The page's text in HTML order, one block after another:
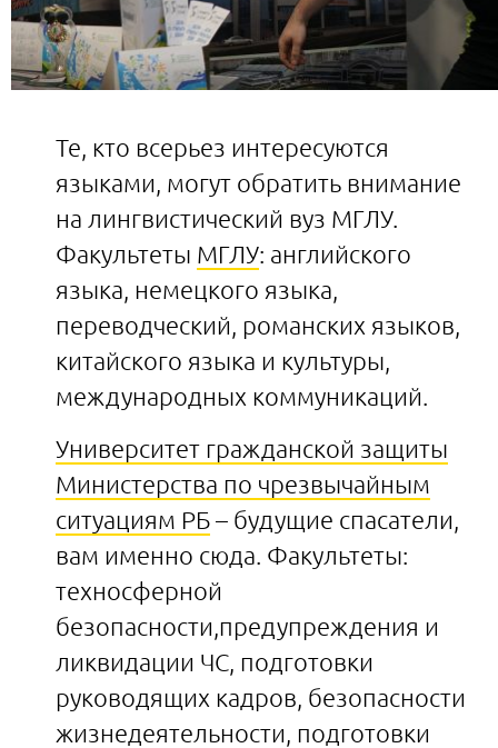
Те, кто всерьез интересуются
языками, могут обратить внимание
на лингвистический вуз МГЛУ.
Факультеты МГЛУ: английского
языка, немецкого языка,
переводческий, романских языков,
китайского языка и культуры,
международных коммуникаций.
Университет гражданской защиты
Министерства по чрезвычайным
ситуациям РБ– будущие спасатели,
вам именно сюда. Факультеты:
техносферной
безопасности,предупреждения и
ликвидации ЧС, подготовки
руководящих кадров, безопасности
жизнедеятельности, подготовки